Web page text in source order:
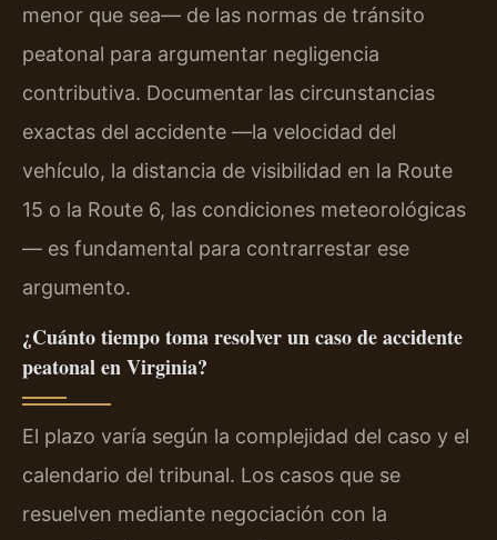
menor que sea— de las normas de tránsito
peatonal para argumentar negligencia
contributiva. Documentar las circunstancias
exactas del accidente —la velocidad del
vehículo, la distancia de visibilidad en la Route
15 o la Route 6, las condiciones meteorológicas
— es fundamental para contrarrestar ese
argumento.
¿Cuánto tiempo toma resolver un caso de accidente
peatonal en Virginia?
El plazo varía según la complejidad del caso y el
calendario del tribunal. Los casos que se
resuelven mediante negociación con la